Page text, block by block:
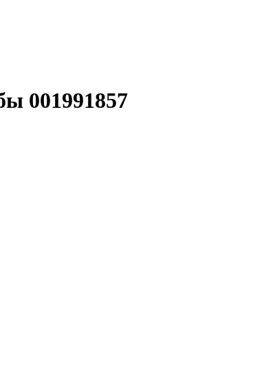
001991857